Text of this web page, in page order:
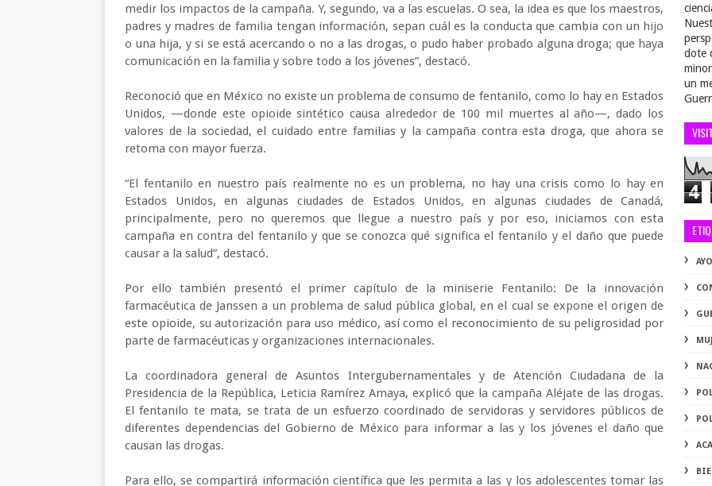
medir los impactos de la campaña. Y, segundo, va a las escuelas. O sea, la idea es que los maestros,
padres y madres de familia tengan información, sepan cuál es la conducta que cambia con un hijo
o una hija, y si se está acercando o no a las drogas, o pudo haber probado alguna droga; que haya
comunicación en la familia y sobre todo a los jóvenes”, destacó.
Reconoció que en México no existe un problema de consumo de fentanilo, como lo hay en Estados
Unidos, —donde este opioide sintético causa alrededor de 100 mil muertes al año—, dado los
valores de la sociedad, el cuidado entre familias y la campaña contra esta droga, que ahora se
retoma con mayor fuerza.
“El fentanilo en nuestro país realmente no es un problema, no hay una crisis como lo hay en
Estados Unidos, en algunas ciudades de Estados Unidos, en algunas ciudades de Canadá,
principalmente, pero no queremos que llegue a nuestro país y por eso, iniciamos con esta
campaña en contra del fentanilo y que se conozca qué significa el fentanilo y el daño que puede
causar a la salud”, destacó.
Por ello también presentó el primer capítulo de la miniserie Fentanilo: De la innovación
farmacéutica de Janssen a un problema de salud pública global, en el cual se expone el origen de
este opioide, su autorización para uso médico, así como el reconocimiento de su peligrosidad por
parte de farmacéuticas y organizaciones internacionales.
La coordinadora general de Asuntos Intergubernamentales y de Atención Ciudadana de la
Presidencia de la República, Leticia Ramírez Amaya, explicó que la campaña Aléjate de las drogas.
El fentanilo te mata, se trata de un esfuerzo coordinado de servidoras y servidores públicos de
diferentes dependencias del Gobierno de México para informar a las y los jóvenes el daño que
causan las drogas.
Para ello, se compartirá información científica que les permita a las y los adolescentes tomar las
dote
un
4